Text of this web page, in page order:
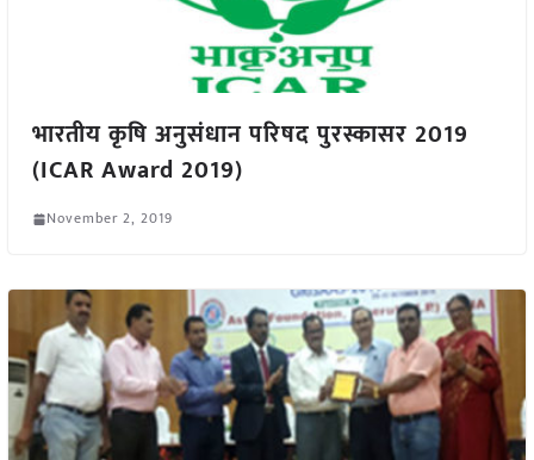
भारतीय कृषि अनुसंधान परिषद पुरस्कासर 2019
(ICAR Award 2019)
November 2, 2019